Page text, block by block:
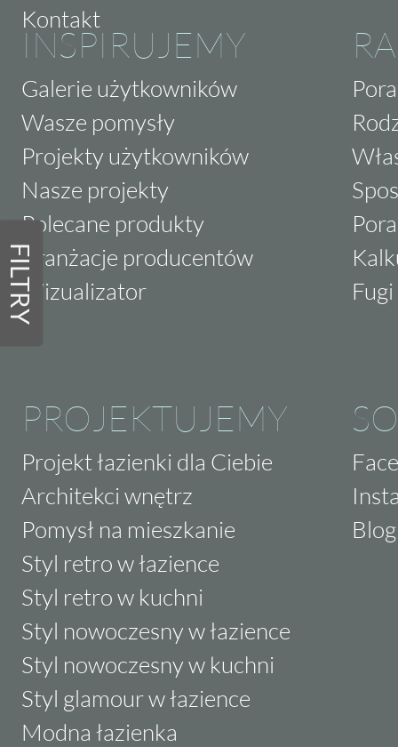
FILTRY
Kontakt
INSPIRUJEMY
Galerie użytkowników
Wasze pomysły
Projekty użytkowników
Nasze projekty
Polecane produkty
Aranżacje producentów
Wizualizator
PROJEKTUJEMY
Projekt łazienki dla Ciebie
Architekci wnętrz
Pomysł na mieszkanie
Styl retro w łazience
Styl retro w kuchni
Styl nowoczesny w łazience
Styl nowoczesny w kuchni
Styl glamour w łazience
Modna łazienka
Blog